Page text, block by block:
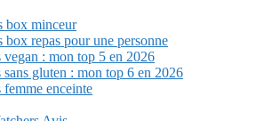
box minceur
box repas pour une personne
vegan : mon top 5 en 2026
sans gluten : mon top 6 en 2026
femme enceinte